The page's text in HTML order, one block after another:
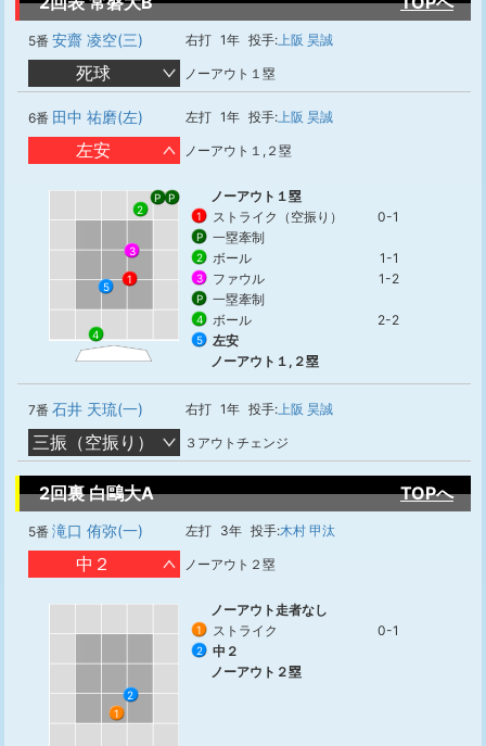
5番 安齋 凌空(三) 右打 1年 投手:上阪 昊誠
死球 ノーアウト１塁
6番 田中 祐磨(左) 左打 1年 投手:上阪 昊誠
左安 ノーアウト１,２塁
1
P
2
3
P
4
5
ノーアウト１塁
1 ストライク（空振り） 0-1
P 一塁牽制
2 ボール 1-1
3 ファウル 1-2
P 一塁牽制
4 ボール 2-2
5
左安
ノーアウト１,２塁
7番 石井 天琉(一) 右打 1年 投手:上阪 昊誠
三振（空振り） ３アウトチェンジ
2回裏 白鷗大A TOPへ
5番 滝口 侑弥(一) 左打 3年 投手:木村 甲汰
中２ ノーアウト２塁
1
2
ノーアウト走者なし
1 ストライク 0-1
2
中２
ノーアウト２塁